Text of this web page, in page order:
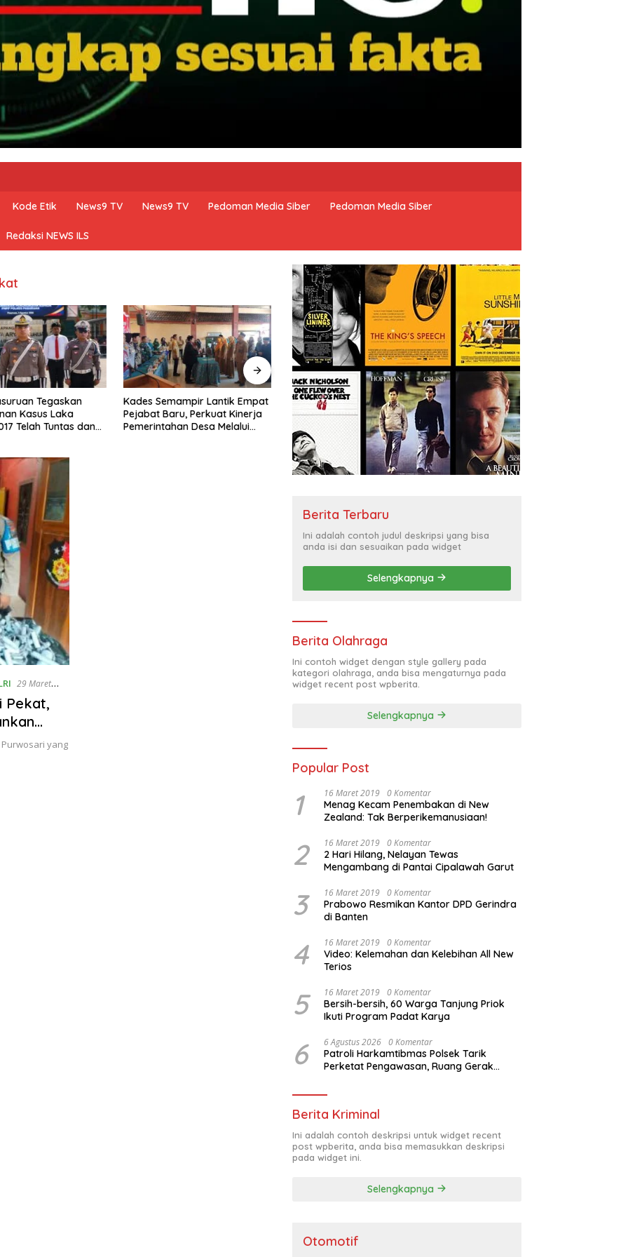
Kode Etik News9 TV News9 TV Pedoman Media Siber Pedoman Media Siber
Redaksi NEWS ILS
Lantik Empat
Perkuat Kinerja
Desa Melalui
Siswa SMAK FRATERAN
Surabaya Harumkan Nama
Indonesia, Geisler Suntimothy
Bangun Karakter Remaja
Tangguh, SMP Al Muslim
Bersama BNN Sidoarjo
Ajarkan Berani Berkata
“Tidak”
Sat Binmas Polresta Sidoarjo
Perkuat Sinergi dengan
Masyarakat Melalui Curhat
Kamtibmas
29 Maret
Pekat,
Purwosari yang
Berita Terbaru
Ini adalah contoh judul deskripsi yang bisa
anda isi dan sesuaikan pada widget
Selengkapnya
Berita Olahraga
Ini contoh widget dengan style gallery pada
kategori olahraga, anda bisa mengaturnya pada
widget recent post wpberita.
Selengkapnya
Popular Post
1 16 Maret 2019 0 Komentar
Menag Kecam Penembakan di New
Zealand: Tak Berperikemanusiaan!
2 16 Maret 2019 0 Komentar
2 Hari Hilang, Nelayan Tewas
Mengambang di Pantai Cipalawah Garut
3 16 Maret 2019 0 Komentar
Prabowo Resmikan Kantor DPD Gerindra
di Banten
4 16 Maret 2019 0 Komentar
Video: Kelemahan dan Kelebihan All New
Terios
5 16 Maret 2019 0 Komentar
Bersih-bersih, 60 Warga Tanjung Priok
Ikuti Program Padat Karya
6 6 Agustus 2026 0 Komentar
Patroli Harkamtibmas Polsek Tarik
Perketat Pengawasan, Ruang Gerak
Berita Kriminal
Ini adalah contoh deskripsi untuk widget recent
post wpberita, anda bisa memasukkan deskripsi
pada widget ini.
Selengkapnya
Otomotif